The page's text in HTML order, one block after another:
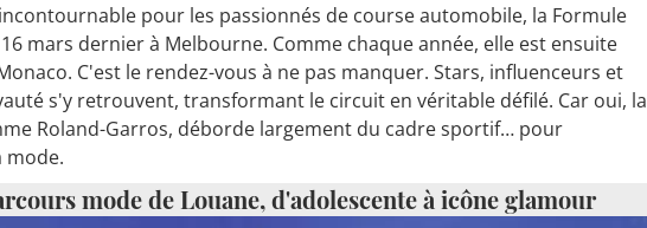
pour les passionnés de course automobile, la Formule
mars dernier à Melbourne. Comme chaque année, elle est ensuite
C'est le rendez-vous à ne pas manquer. Stars, influenceurs et
s'y retrouvent, transformant le circuit en véritable défilé. Car oui, la
Roland-Garros, déborde largement du cadre sportif… pour
mode.
mode de Louane, d'adolescente à icône glamour